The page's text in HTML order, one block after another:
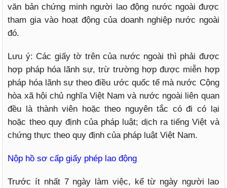
văn bản chứng minh người lao động nước ngoài được
tham gia vào hoạt động của doanh nghiệp nước ngoài
đó.
Lưu ý: Các giấy tờ trên của nước ngoài thì phải được
hợp pháp hóa lãnh sự, trừ trường hợp được miễn hợp
pháp hóa lãnh sự theo điều ước quốc tế mà nước Cộng
hòa xã hội chủ nghĩa Việt Nam và nước ngoài liên quan
đều là thành viên hoặc theo nguyên tắc có đi có lại
hoặc theo quy định của pháp luật; dịch ra tiếng Việt và
chứng thực theo quy định của pháp luật Việt Nam.
Nộp hồ sơ cấp giấy phép lao động
Trước ít nhất 7 ngày làm việc, kể từ ngày người lao